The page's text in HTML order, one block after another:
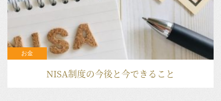
NISA制度の今後と今できること
お金